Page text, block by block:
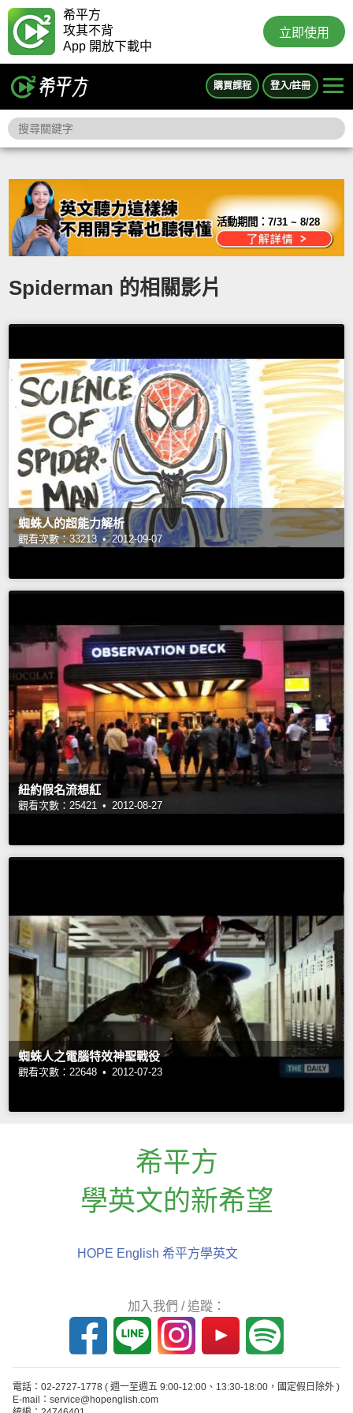
希平方
攻其不背
App 開放下載中
立即使用
購買課程 登入/註冊
活動期間：7/31 ~ 8/28
Spiderman 的相關影片
蜘蛛人的超能力解析
觀看次數：33213 • 2012-09-07
紐約假名流想紅
觀看次數：25421 • 2012-08-27
蜘蛛人之電腦特效神聖戰役
觀看次數：22648 • 2012-07-23
希平方
學英文的新希望
HOPE English 希平方學英文
加入我們 / 追蹤：
電話：02-2727-1778 ( 週一至週五 9:00-12:00、13:30-18:00，國定假日除外 )
E-mail：service@hopenglish.com